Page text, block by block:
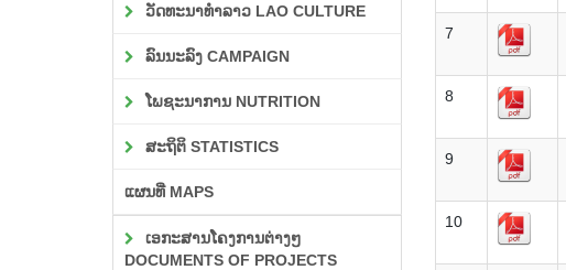
ວັດທະນາທຳລາວ LAO CULTURE
ລົນນະລົງ CAMPAIGN
ໂພຊະນາການ NUTRITION
ສະຖິຕິ STATISTICS
ແຜນທີ່ MAPS
ເອກະສານໂຄງການຕ່າງໆ
DOCUMENTS OF PROJECTS
7
8
9
10